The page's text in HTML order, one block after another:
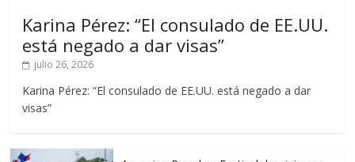
Karina Pérez: “El consulado de EE.UU.
está negado a dar visas”
julio 26, 2026
Karina Pérez: “El consulado de EE.UU. está negado a dar
visas”